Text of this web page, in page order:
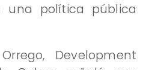
una política pública
Development